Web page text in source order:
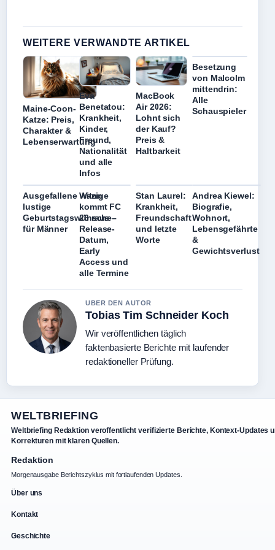
WEITERE VERWANDTE ARTIKEL
Maine-Coon-
Katze: Preis,
Charakter &
Lebenserwartung
Eva
Benetatou:
Krankheit,
Kinder,
Freund,
Nationalität
und alle
Infos
MacBook
Air 2026:
Lohnt sich
der Kauf?
Preis &
Haltbarkeit
Besetzung
von Malcolm
mittendrin:
Alle
Schauspieler
Ausgefallene witzige
lustige
Geburtstagswünsche
für Männer
Wann
kommt FC
26 raus –
Release-
Datum,
Early
Access und
alle Termine
Stan Laurel:
Krankheit,
Freundschaft
und letzte
Worte
Andrea Kiewel:
Biografie,
Wohnort,
Lebensgefährte
&
Gewichtsverlust
UBER DEN AUTOR
Tobias Tim Schneider Koch
Wir veröffentlichen täglich
faktenbasierte Berichte mit laufender
redaktioneller Prüfung.
WELTBRIEFING
Weltbriefing Redaktion veroffentlicht verifizierte Berichte, Kontext-Updates
Korrekturen mit klaren Quellen.
Redaktion
Morgenausgabe Berichtszyklus mit fortlaufenden Updates.
Über uns
Kontakt
Geschichte